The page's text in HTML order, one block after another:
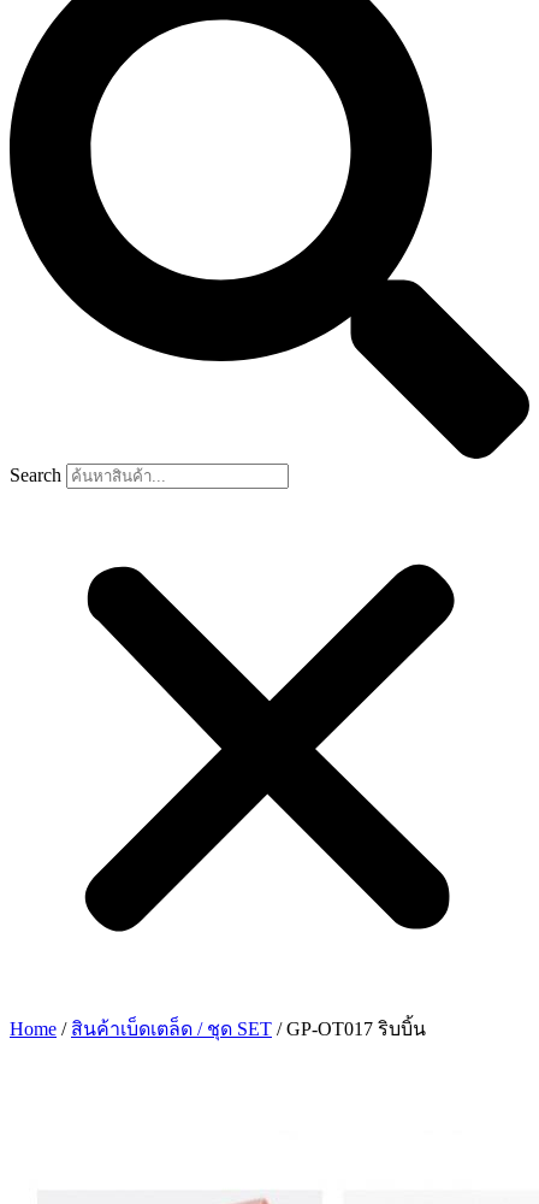
Search
Home / สินค้าเบ็ดเตล็ด / ชุด SET / GP-OT017 ริบบิ้น